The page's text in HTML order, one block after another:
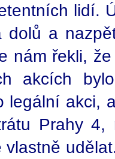
lidí.
dolů a
nám řekli,
akcích
legální akci,
Prahy